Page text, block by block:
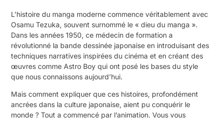
L’histoire du manga moderne commence véritablement avec
Osamu Tezuka, souvent surnommé le « dieu du manga ».
Dans les années 1950, ce médecin de formation a
révolutionné la bande dessinée japonaise en introduisant des
techniques narratives inspirées du cinéma et en créant des
œuvres comme Astro Boy qui ont posé les bases du style
que nous connaissons aujourd’hui.
Mais comment expliquer que ces histoires, profondément
ancrées dans la culture japonaise, aient pu conquérir le
monde ? Tout a commencé par l’animation. Vous vous